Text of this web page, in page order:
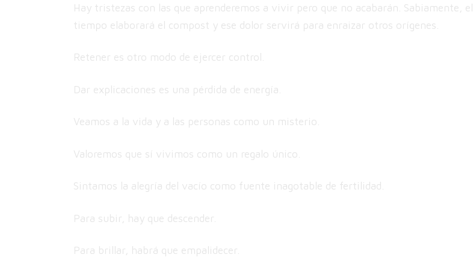
Hay tristezas con las que aprenderemos a vivir pero que no acabarán. Sabiamente, el
tiempo elaborará el compost y ese dolor servirá para enraizar otros orígenes.
Retener es otro modo de ejercer control.
Dar explicaciones es una pérdida de energía.
Veamos a la vida y a las personas como un misterio.
Valoremos que sí vivimos como un regalo único.
Sintamos la alegría del vacío como fuente inagotable de fertilidad.
Para subir, hay que descender.
Para brillar, habrá que empalidecer.